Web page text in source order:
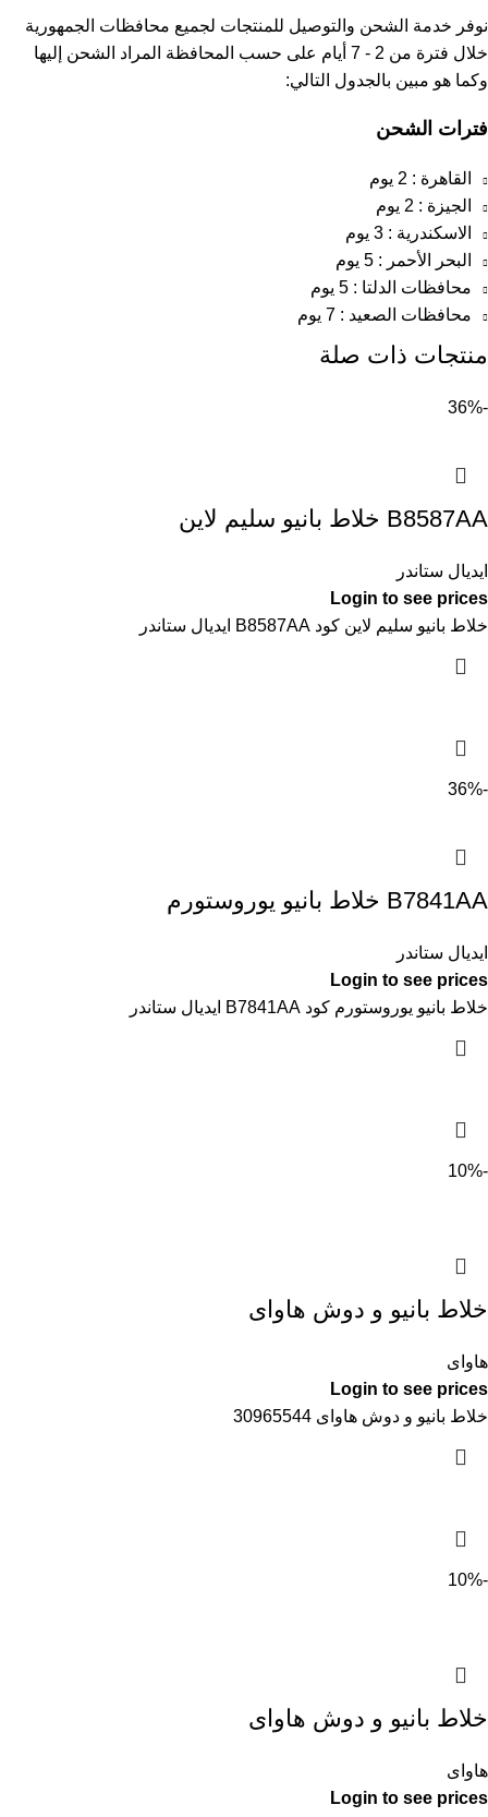
نوفر خدمة الشحن والتوصيل للمنتجات لجميع محافظات الجمهورية
خلال فترة من 2 - 7 أيام على حسب المحافظة المراد الشحن إليها
وكما هو مبين بالجدول التالي:
فترات الشحن
القاهرة : 2 يوم
الجيزة : 2 يوم
الاسكندرية : 3 يوم
البحر الأحمر : 5 يوم
محافظات الدلتا : 5 يوم
محافظات الصعيد : 7 يوم
منتجات ذات صلة
-36%
B8587AA خلاط بانيو سليم لاين
ايديال ستاندر
Login to see prices
خلاط بانيو سليم لاين كود B8587AA ايديال ستاندر
-36%
B7841AA خلاط بانيو يوروستورم
ايديال ستاندر
Login to see prices
خلاط بانيو يوروستورم كود B7841AA ايديال ستاندر
-10%
خلاط بانيو و دوش هاواى
هاواى
Login to see prices
خلاط بانيو و دوش هاواى 30965544
-10%
خلاط بانيو و دوش هاواى
هاواى
Login to see prices